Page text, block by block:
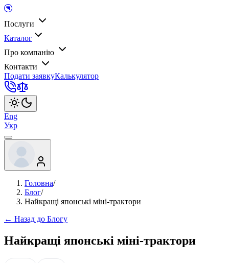
Послуги
Каталог
Про компанію
Контакти
Подати заявкуКалькулятор
Eng
Укр
Головна/
Блог/
Найкращі японські міні-трактори
← Назад до Блогу
Найкращі японські міні-трактори